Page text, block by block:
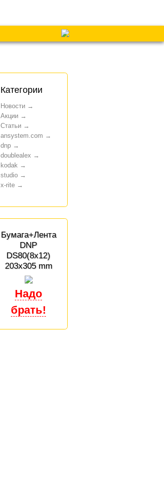
Категории
Новости
Акции
Статьи
ansystem.com
dnp
doublealex
kodak
studio
x-rite
Бумага+Лента
DNP
DS80(8x12)
203x305 mm